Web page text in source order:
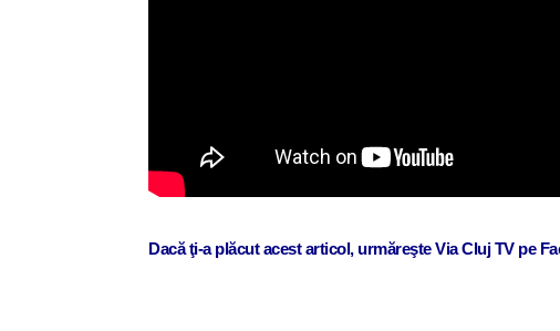
Dacă ţi-a plăcut acest articol, urmăreşte Via Cluj TV pe